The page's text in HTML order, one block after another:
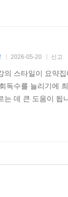
2026-05-20 신고
의 스타일이 요약
독수를 늘리기에
는 데 큰 도움이